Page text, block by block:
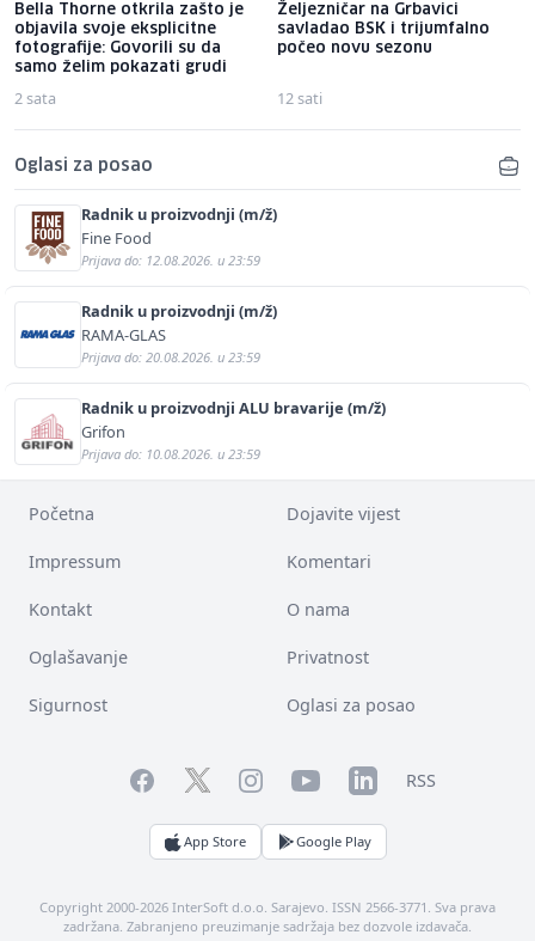
Bella Thorne otkrila zašto je
objavila svoje eksplicitne
fotografije: Govorili su da
samo želim pokazati grudi
2 sata
Željezničar na Grbavici
savladao BSK i trijumfalno
počeo novu sezonu
12 sati
Oglasi za posao
Radnik u proizvodnji (m/ž)
Fine Food
Prijava do: 12.08.2026. u 23:59
Radnik u proizvodnji (m/ž)
RAMA-GLAS
Prijava do: 20.08.2026. u 23:59
Radnik u proizvodnji ALU bravarije (m/ž)
Grifon
Prijava do: 10.08.2026. u 23:59
Početna Dojavite vijest
Impressum Komentari
Kontakt O nama
Oglašavanje Privatnost
Sigurnost Oglasi za posao
FacebookTwitterInstagramYouTubeLinkedInRSS
App Store Google Play
Copyright 2000-2026 InterSoft d.o.o. Sarajevo. ISSN 2566-3771. Sva prava
zadržana. Zabranjeno preuzimanje sadržaja bez dozvole izdavača.